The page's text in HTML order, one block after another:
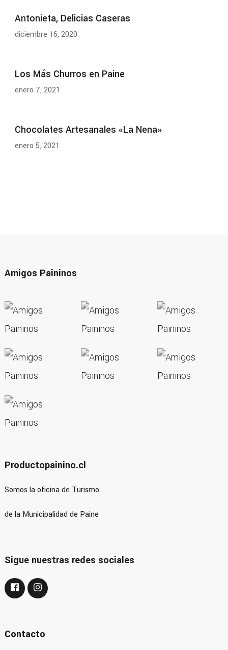
Antonieta, Delicias Caseras
diciembre 16, 2020
Los Más Churros en Paine
enero 7, 2021
Chocolates Artesanales «La Nena»
enero 5, 2021
Amigos Paininos
Productopainino.cl
Somos la oficina de Turismo
de la Municipalidad de Paine
Sigue nuestras redes sociales
Contacto